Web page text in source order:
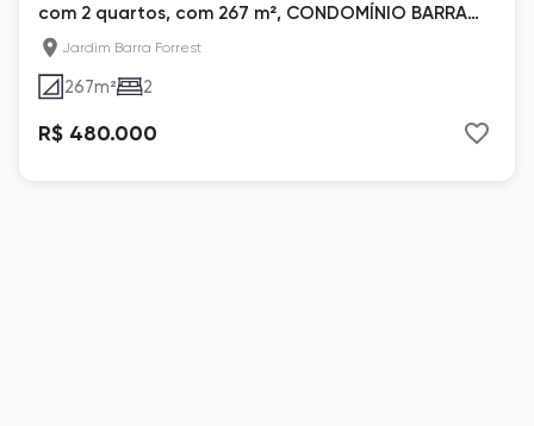
com 2 quartos, com 267 m², CONDOMÍNIO BARRA
FOREST
Jardim Barra Forrest
267m² 2
R$ 480.000